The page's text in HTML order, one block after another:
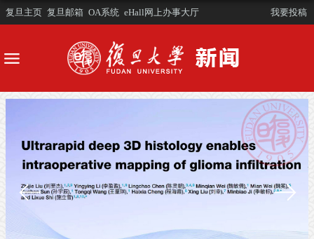
复旦主页 复旦邮箱 OA系统 eHall网上办事大厅 我要投稿